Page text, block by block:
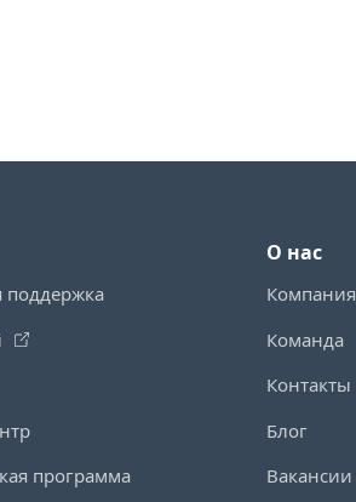
поддержка
программа
О нас
Компания
Команда
Контакты
Блог
Вакансии